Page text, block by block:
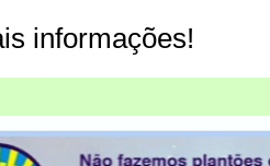
informações!